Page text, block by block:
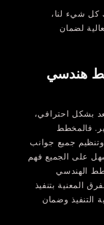
كل شيء لنا،
لضمان
هندسي
بشكل احترافي،
فالمخطط
جميع جوانب
على الجميع فهم
الهندسي
المعنية بتنفيذ
التنفيذ وضمان